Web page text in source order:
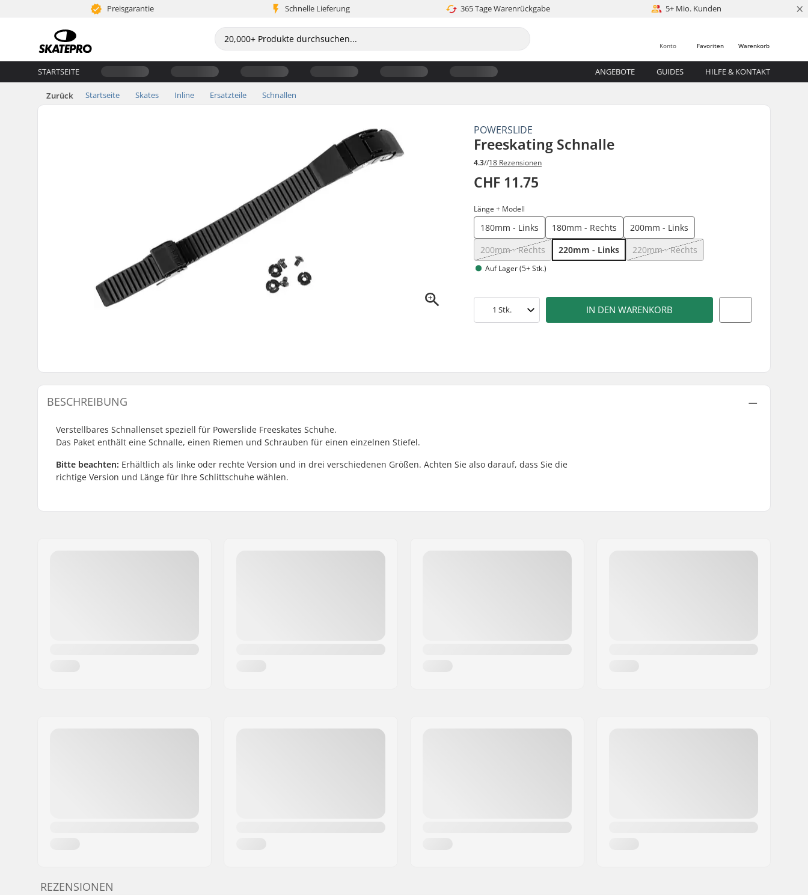
Preisgarantie Schnelle Lieferung 365 Tage Warenrückgabe 5+ Mio. Kunden ×
Warenkorb
Favoriten
Konto
STARTSEITE ANGEBOTE GUIDES HILFE & KONTAKT
Zurück Startseite Skates Inline Ersatzteile Schnallen
POWERSLIDE
Freeskating Schnalle
4.3//18 Rezensionen
CHF 11.75
Länge + Modell
180mm - Links 180mm - Rechts
200mm - Links
200mm - Rechts
220mm - Links 220mm - Rechts
Auf Lager (5+ Stk.)
1 Stk. IN DEN WARENKORB
BESCHREIBUNG
Verstellbares Schnallenset speziell für Powerslide Freeskates Schuhe.
Das Paket enthält eine Schnalle, einen Riemen und Schrauben für einen einzelnen Stiefel.
Bitte beachten: Erhältlich als linke oder rechte Version und in drei verschiedenen Größen. Achten Sie also darauf, dass Sie die
richtige Version und Länge für Ihre Schlittschuhe wählen.
REZENSIONEN